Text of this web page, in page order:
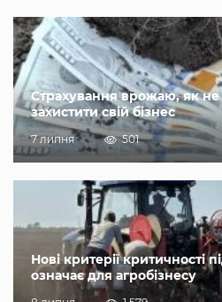
Страхування врожаю, як не
захистити свій бізнес
7 липня 501
Нові критерії
означає для агробізнесу